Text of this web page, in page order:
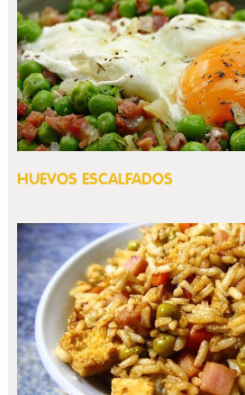
HUEVOS ESCALFADOS